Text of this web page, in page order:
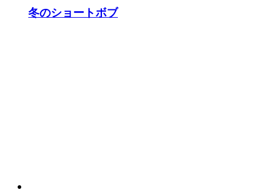
冬のショートボブ